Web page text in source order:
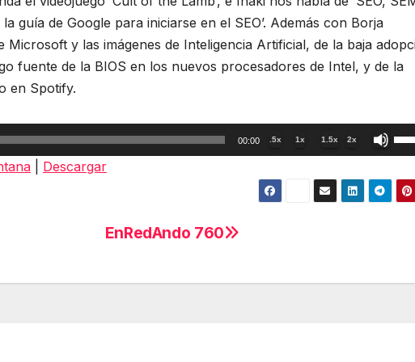
guía de Google para iniciarse en el SEO’. Además con Borja
Microsoft y las imágenes de Inteligencia Artificial, de la baja
fuente de la BIOS en los nuevos procesadores de Intel, y de la
en Spotify.
00:00 .5x 1x 1.5x 2x
las
de
Descargar
EnRedAndo 760